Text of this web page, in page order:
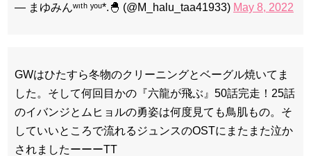
— まゆみんʷᶦᵗʰ ʸᵒᵘ*.🐣 (@M_halu_taa41933) May 8, 2022
GWはひたすら冬物のクリーニングとベーグル焼いてま
した。そして何回目かの『六龍が飛ぶ』50話完走！25話
のイバンジとムヒョルの勇姿は何度見ても鳥肌もの。そ
していいところで流れるジュンスのOSTにまたまた泣か
されましたーーーTT